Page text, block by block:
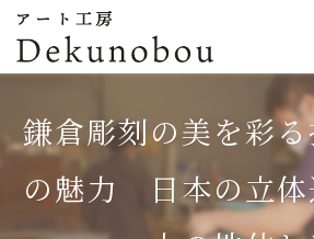
鎌倉彫刻の美を彩
の魅力 日本の立体